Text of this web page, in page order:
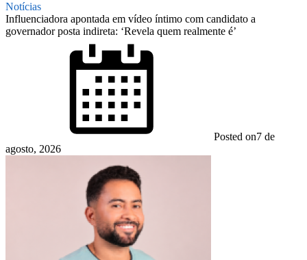
Notícias
Influenciadora apontada em vídeo íntimo com candidato a
governador posta indireta: ‘Revela quem realmente é’
Posted on7 de
agosto, 2026